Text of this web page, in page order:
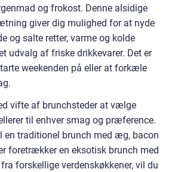
og frokost. Denne alsidige
giver dig mulighed for at nyde
og salte retter, varme og kolde
udvalg af friske drikkevarer. Det er
weekenden på eller at forkæle
vifte af brunchsteder at vælge
til enhver smag og præference.
en traditionel brunch med æg, bacon
foretrækker en eksotisk brunch med
forskellige verdenskøkkener, vil du